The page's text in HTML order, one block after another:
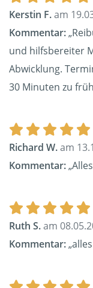
Kerstin F.am
Kommentar:
und hilfsbereiter
Abwicklung.
30 Minuten zu
Richard W.am
Kommentar:
Ruth S.am
Kommentar: